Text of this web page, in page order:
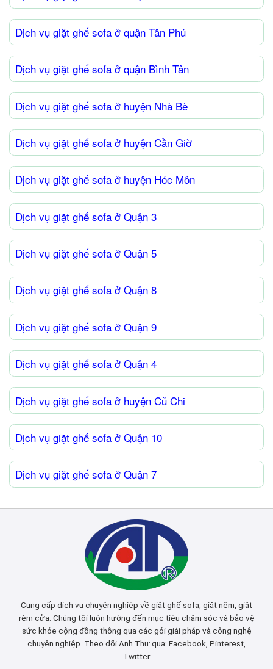
Dịch vụ giặt ghế sofa ở quận Tân Phú
Dịch vụ giặt ghế sofa ở quận Bình Tân
Dịch vụ giặt ghế sofa ở huyện Nhà Bè
Dịch vụ giặt ghế sofa ở huyện Cần Giờ
Dịch vụ giặt ghế sofa ở huyện Hóc Môn
Dịch vụ giặt ghế sofa ở Quận 3
Dịch vụ giặt ghế sofa ở Quận 5
Dịch vụ giặt ghế sofa ở Quận 8
Dịch vụ giặt ghế sofa ở Quận 9
Dịch vụ giặt ghế sofa ở Quận 4
Dịch vụ giặt ghế sofa ở huyện Củ Chi
Dịch vụ giặt ghế sofa ở Quận 10
Dịch vụ giặt ghế sofa ở Quận 7
Cung cấp dịch vụ chuyên nghiệp về giặt ghế sofa, giặt nệm, giặt
rèm cửa. Chúng tôi luôn hướng đến mục tiêu chăm sóc và bảo vệ
sức khỏe cộng đồng thông qua các gói giải pháp và công nghệ
chuyên nghiệp. Theo dõi Anh Thư qua: Facebook Pinterest
Twitter